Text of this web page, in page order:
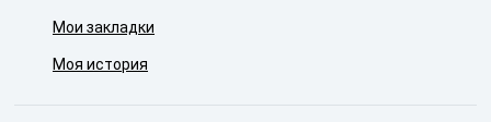
Мои закладки
Моя история